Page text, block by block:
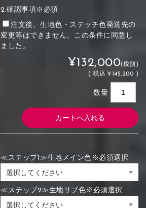
2.確認事項※必須
注文後、生地色・ステッチ色発送先の
変更等はできません。この条件に同意し
ました。
¥132,000(税別)
(税込 ¥145,200 )
数量
≪ステップ1≫生地メイン色※必須選択
≪ステップ2≫生地サブ色※必須選択